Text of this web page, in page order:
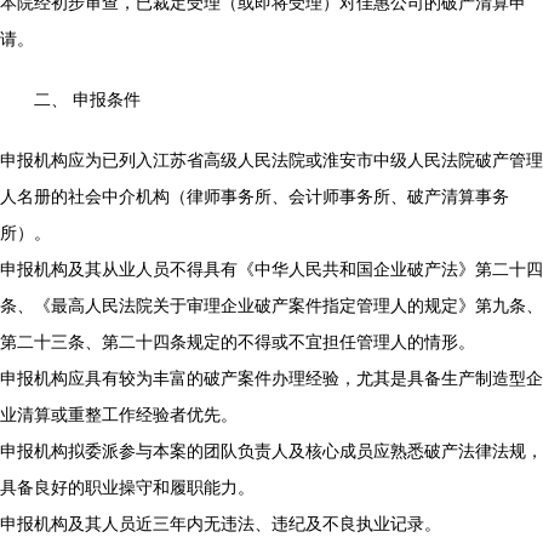
请。
二、 申报条件
申报机构应为已列入江苏省高级人民法院或淮安市中级人民法院破产管理
人名册的社会中介机构（律师事务所、会计师事务所、破产清算事务
所）。
申报机构及其从业人员不得具有《中华人民共和国企业破产法》第二十四
条、《最高人民法院关于审理企业破产案件指定管理人的规定》第九条、
第二十三条、第二十四条规定的不得或不宜担任管理人的情形。
申报机构应具有较为丰富的破产案件办理经验，尤其是具备生产制造型企
业清算或重整工作经验者优先。
申报机构拟委派参与本案的团队负责人及核心成员应熟悉破产法律法规，
具备良好的职业操守和履职能力。
申报机构及其人员近三年内无违法、违纪及不良执业记录。